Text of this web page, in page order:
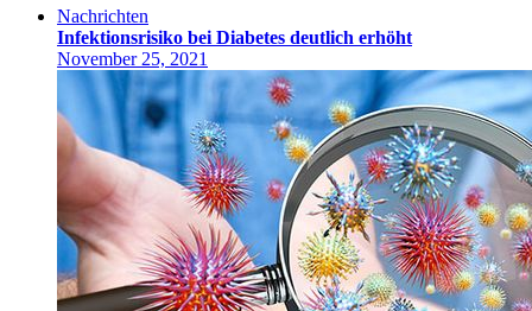
Nachrichten
Infektionsrisiko bei Diabetes deutlich erhöht
November 25, 2021